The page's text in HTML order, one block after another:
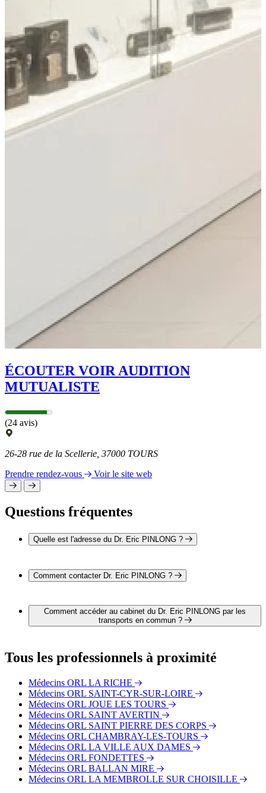
ÉCOUTER VOIR AUDITION
MUTUALISTE
(24 avis)
26-28 rue de la Scellerie, 37000 TOURS
Prendre rendez-vous
Voir le site web
Questions fréquentes
Quelle est l'adresse du Dr. Eric PINLONG ?
37000 TOURS
Comment contacter Dr. Eric PINLONG ?
au 02 47 42 68 65.
Comment accéder au cabinet du Dr. Eric PINLONG par les
transports en commun ?
arrêts suivants :
Bus - Liberté
Bus - Boisdenier
Tram - Palais des Sports
Tram - Gare de Tours (Tram)
Tram - Liberté
Tous les professionnels à proximité
Médecins ORL LA RICHE
Médecins ORL SAINT-CYR-SUR-LOIRE
Médecins ORL JOUE LES TOURS
Médecins ORL SAINT AVERTIN
Médecins ORL SAINT PIERRE DES CORPS
Médecins ORL CHAMBRAY-LES-TOURS
Médecins ORL LA VILLE AUX DAMES
Médecins ORL FONDETTES
Médecins ORL BALLAN MIRE
Médecins ORL LA MEMBROLLE SUR CHOISILLE